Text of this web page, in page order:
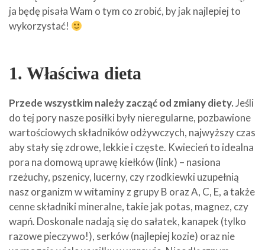
ja będę pisała Wam o tym co zrobić, by jak najlepiej to
wykorzystać!
1. Właściwa dieta
Przede wszystkim należy zacząć od zmiany diety.Jeśli
do tej pory nasze posiłki były nieregularne, pozbawione
wartościowych składników odżywczych, najwyższy czas
aby stały się zdrowe, lekkie i częste. Kwiecień to idealna
pora na domową uprawę kiełków (link) – nasiona
rzeżuchy, pszenicy, lucerny, czy rzodkiewki uzupełnią
nasz organizm w witaminy z grupy B oraz A, C, E, a także
cenne składniki mineralne, takie jak potas, magnez, czy
wapń. Doskonale nadają się do sałatek, kanapek (tylko
razowe pieczywo!), serków (najlepiej kozie) oraz nie